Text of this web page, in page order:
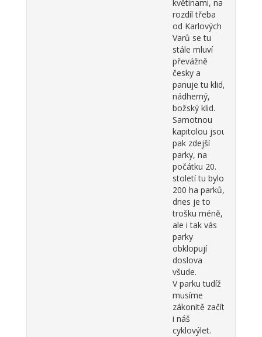
květinami, na
rozdíl třeba
od Karlových
Varů se tu
stále mluví
převážně
česky a
panuje tu klid,
nádherný,
božský klid.
Samotnou
kapitolou jsou
pak zdejší
parky, na
počátku 20.
století tu bylo
200 ha parků,
dnes je to
trošku méně,
ale i tak vás
parky
obklopují
doslova
všude.
V parku tudíž
musíme
zákonitě začít
i náš
cyklovýlet.